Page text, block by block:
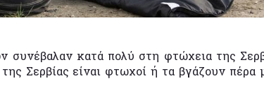
κατά πολύ στη φτώχεια της
Σερβίας είναι φτωχοί ή τα βγάζουν πέρα